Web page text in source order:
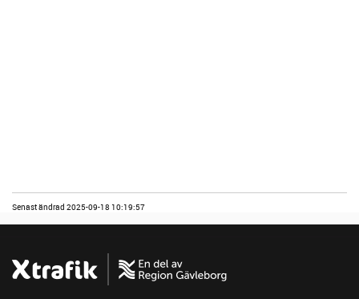
Senast ändrad 2025-09-18 10:19:57